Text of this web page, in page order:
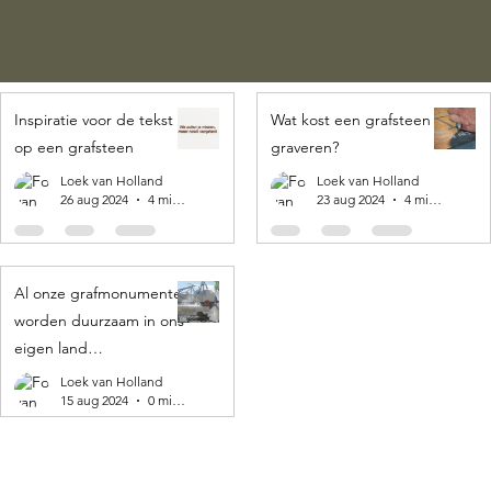
Inspiratie voor de tekst
op een grafsteen
Loek van Holland
26 aug 2024
4 minuten om te lezen
Wat kost een grafsteen
graveren?
Loek van Holland
23 aug 2024
4 minuten om te lezen
Al onze grafmonumenten
worden duurzaam in ons
eigen land
geproduceerd! 🌍
Loek van Holland
15 aug 2024
0 minuten om te lezen